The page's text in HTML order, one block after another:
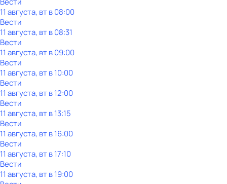
11 августа, вт в 08:00
Вести
11 августа, вт в 08:31
Вести
11 августа, вт в 09:00
Вести
11 августа, вт в 10:00
Вести
11 августа, вт в 12:00
Вести
11 августа, вт в 13:15
Вести
11 августа, вт в 16:00
Вести
11 августа, вт в 17:10
Вести
11 августа, вт в 19:00